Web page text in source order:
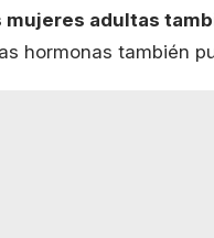
mujeres adultas
hormonas también